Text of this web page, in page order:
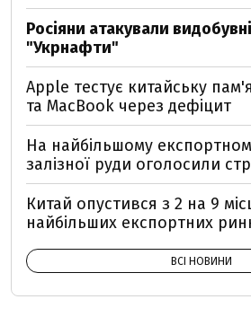
Росіяни атакували
"Укрнафти"
Apple тестує китайську
та MacBook через дефіцит
На найбільшому
залізної руди оголосили
Китай опустився з 2 на 9
найбільших експортних
ВСІ НОВИНИ